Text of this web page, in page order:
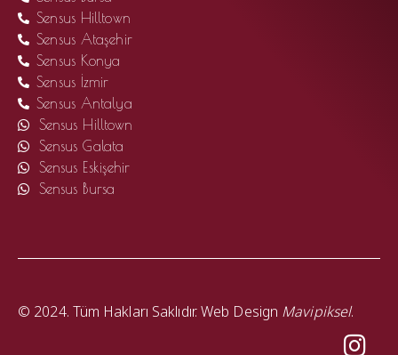
Sensus Hilltown
Sensus Ataşehir
Sensus Konya
Sensus İzmir
Sensus Antalya
Sensus Hilltown
Sensus Galata
Sensus Eskişehir
Sensus Bursa
© 2024. Tüm Hakları Saklıdır. Web Design Mavipiksel.